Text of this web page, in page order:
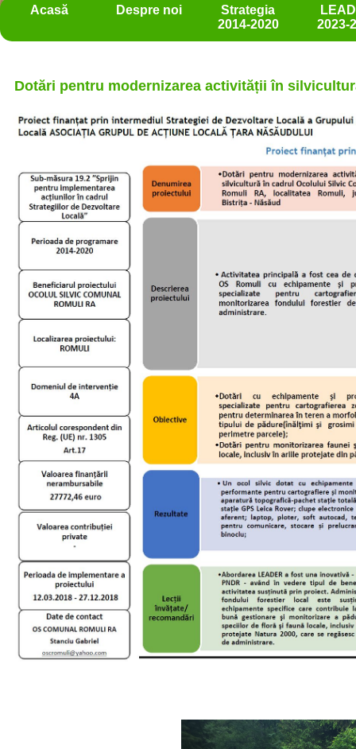
Acasă Despre noi
Strategia
2014-2020
2023-
Dotări pentru modernizarea activității în